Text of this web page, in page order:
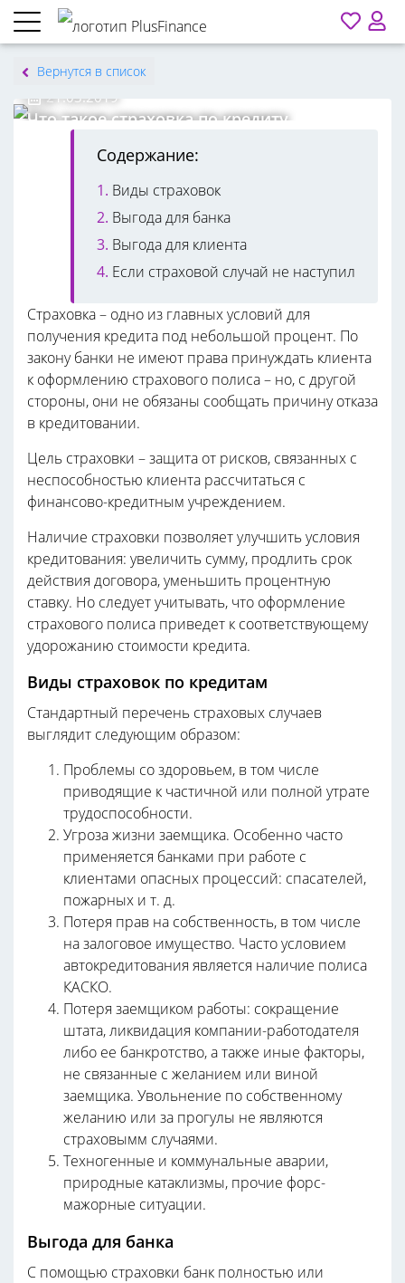
Вернутся в список
Что такое страховка по кредиту
Ангелина Витиевская
21.03.2019
Содержание:
Виды страховок
Выгода для банка
Выгода для клиента
Если страховой случай не наступил
Страховка – одно из главных условий для
получения кредита под небольшой процент. По
закону банки не имеют права принуждать клиента
к оформлению страхового полиса – но, с другой
стороны, они не обязаны сообщать причину отказа
в кредитовании.
Цель страховки – защита от рисков, связанных с
неспособностью клиента рассчитаться с
финансово-кредитным учреждением.
Наличие страховки позволяет улучшить условия
кредитования: увеличить сумму, продлить срок
действия договора, уменьшить процентную
ставку. Но следует учитывать, что оформление
страхового полиса приведет к соответствующему
удорожанию стоимости кредита.
Виды страховок по кредитам
Стандартный перечень страховых случаев
выглядит следующим образом:
Проблемы со здоровьем, в том числе
приводящие к частичной или полной утрате
трудоспособности.
Угроза жизни заемщика. Особенно часто
применяется банками при работе с
клиентами опасных процессий: спасателей,
пожарных и т. д.
Потеря прав на собственность, в том числе
на залоговое имущество. Часто условием
автокредитования является наличие полиса
КАСКО.
Потеря заемщиком работы: сокращение
штата, ликвидация компании-работодателя
либо ее банкротство, а также иные факторы,
не связанные с желанием или виной
заемщика. Увольнение по собственному
желанию или за прогулы не являются
страховымм случаями.
Техногенные и коммунальные аварии,
природные катаклизмы, прочие форс-
мажорные ситуации.
Выгода для банка
С помощью страховки банк полностью или